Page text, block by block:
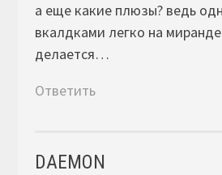
а еще какие плюзы? ведь
вкалдками легко на миранде
делается…
Ответить
DAEMON